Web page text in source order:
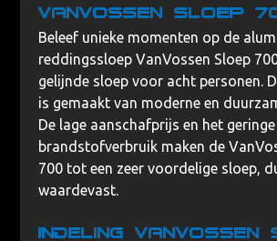
VanVossen Sloep
Beleef unieke momenten op de
reddingssloep VanVossen Sloep
gelijnde sloep voor acht personen.
is gemaakt van moderne en
De lage aanschafprijs en het geringe
brandstofverbruik maken de
700 tot een zeer voordelige sloep,
waardevast.
Indeling VanVossen